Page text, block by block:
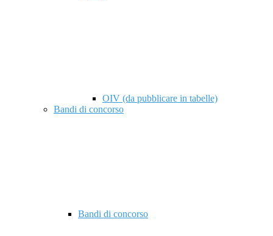
OIV (da pubblicare in tabelle)
Bandi di concorso
Bandi di concorso